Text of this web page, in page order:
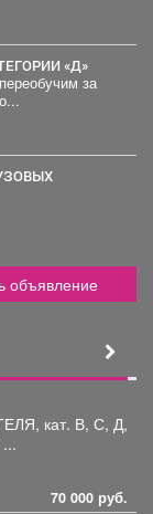
«Д»
за
объявление
кат. В, С, Д,
70 000 руб.